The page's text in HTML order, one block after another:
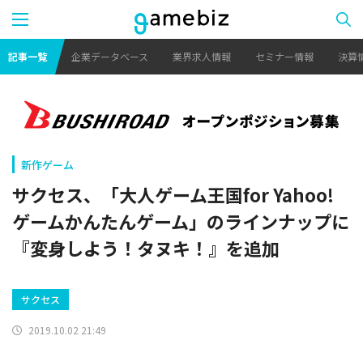
記事一覧 企業データベース 業界求人情報 セミナー情報 決算
新作ゲーム
サクセス、「大人ゲーム王国for Yahoo!
ゲームかんたんゲーム」のラインナップに
『変身しよう！タヌキ！』を追加
サクセス
2019.10.02 21:49